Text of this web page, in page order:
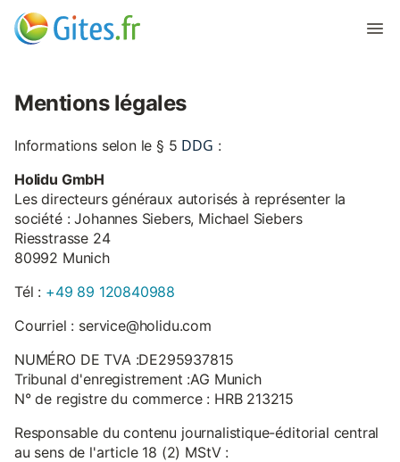
Mentions légales
Informations selon le § 5 DDG :
Holidu GmbH
Les directeurs généraux autorisés à représenter la
société : Johannes Siebers, Michael Siebers
Riesstrasse 24
80992 Munich
Tél : +49 89 120840988
Courriel : service@holidu.com
NUMÉRO DE TVA :DE295937815
Tribunal d'enregistrement :AG Munich
N° de registre du commerce : HRB 213215
Responsable du contenu journalistique-éditorial central
au sens de l'article 18 (2) MStV :